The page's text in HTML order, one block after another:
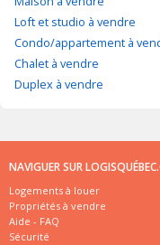
Loft et studio à vendre
Condo/appartement à
Chalet à vendre
Duplex à vendre
NAVIGUER SUR
Logements à louer
Propriétés à vendre
Aide - FAQ
Sécurité